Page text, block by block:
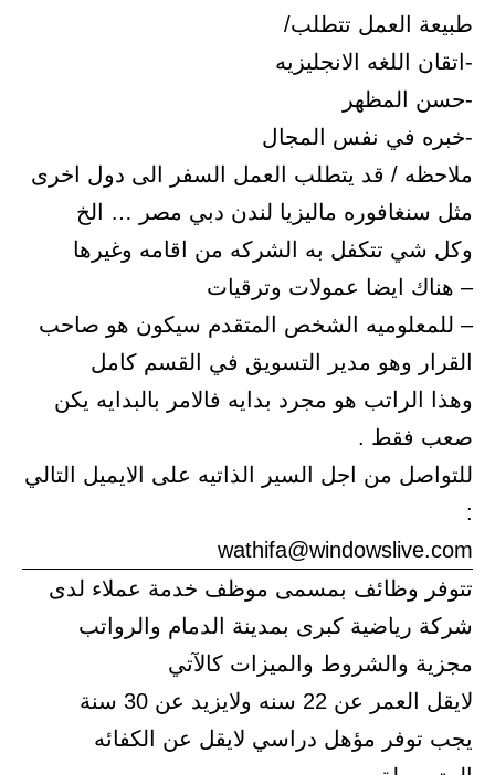
طبيعة العمل تتطلب/
-اتقان اللغه الانجليزيه
-حسن المظهر
-خبره في نفس المجال
ملاحظه / قد يتطلب العمل السفر الى دول اخرى
مثل سنغافوره ماليزيا لندن دبي مصر … الخ
وكل شي تتكفل به الشركه من اقامه وغيرها
– هناك ايضا عمولات وترقيات
– للمعلوميه الشخص المتقدم سيكون هو صاحب
القرار وهو مدير التسويق في القسم كامل
وهذا الراتب هو مجرد بدايه فالامر بالبدايه يكن
صعب فقط .
للتواصل من اجل السير الذاتيه على الايميل التالي
:
wathifa@windowslive.com
تتوفر وظائف بمسمى موظف خدمة عملاء لدى
شركة رياضية كبرى بمدينة الدمام والرواتب
مجزية والشروط والميزات كالآتي
لايقل العمر عن 22 سنه ولايزيد عن 30 سنة
يجب توفر مؤهل دراسي لايقل عن الكفائه